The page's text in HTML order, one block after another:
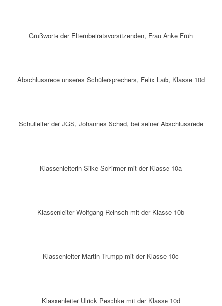
Grußworte der Elternbeiratsvorsitzenden, Frau Anke Früh
Abschlussrede unseres Schülersprechers, Felix Laib, Klasse 10d
Schulleiter der JGS, Johannes Schad, bei seiner Abschlussrede
Klassenleiterin Silke Schirmer mit der Klasse 10a
Klassenleiter Wolfgang Reinsch mit der Klasse 10b
Klassenleiter Martin Trumpp mit der Klasse 10c
Klassenleiter Ulrick Peschke mit der Klasse 10d